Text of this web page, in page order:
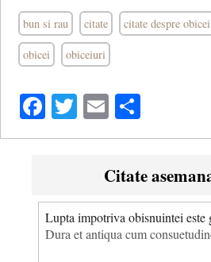
bun si rau citate citate despre obicei
obicei obiceiuri
Facebook
Twitter
Email
Citate
Lupta impotriva obisnuintei este
Dura et antiqua cum